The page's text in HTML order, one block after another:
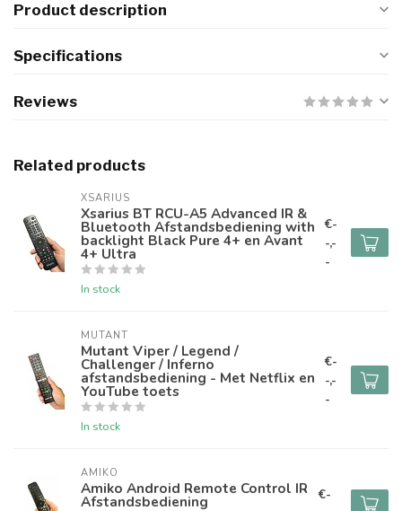
Product description
Specifications
Reviews
Related products
XSARIUS
Xsarius BT RCU-A5 Advanced IR &
Bluetooth Afstandsbediening with
backlight Black Pure 4+ en Avant
4+ Ultra
In stock
€-
-,-
-
MUTANT
Mutant Viper / Legend /
Challenger / Inferno
afstandsbediening - Met Netflix en
YouTube toets
In stock
€-
-,-
-
AMIKO
Amiko Android Remote Control IR
Afstandsbediening
€-